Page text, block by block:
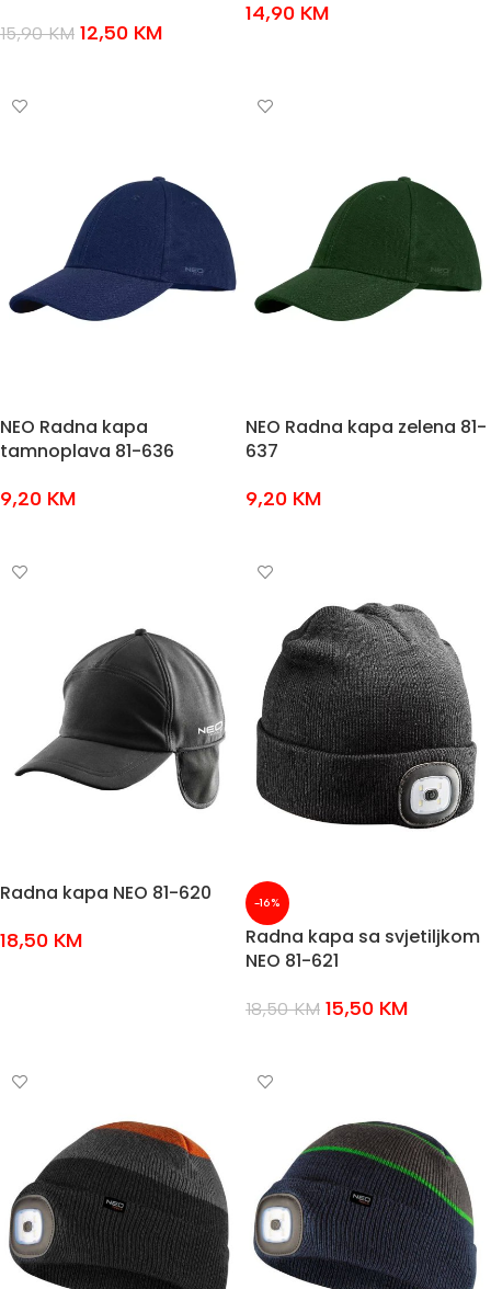
15,90KM 12,50 KM
14,90 KM
NEO Radna kapa
tamnoplava 81-636
9,20 KM
NEO Radna kapa zelena 81-
637
9,20 KM
Radna kapa NEO 81-620
18,50 KM
-16%
Radna kapa sa svjetiljkom
NEO 81-621
18,50KM 15,50 KM